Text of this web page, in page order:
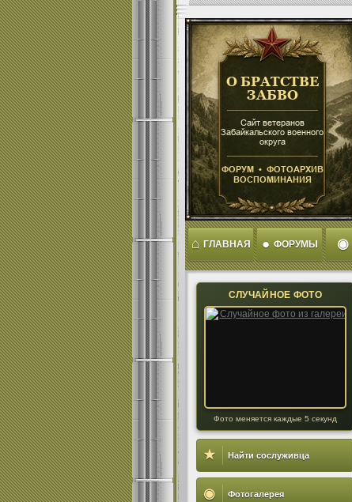
⌂ ГЛАВНАЯ ● ФОРУМЫ ◉
СЛУЧАЙНОЕ ФОТО
Фото меняется каждые 5 секунд
★ Найти сослуживца
◉ Фотогалерея